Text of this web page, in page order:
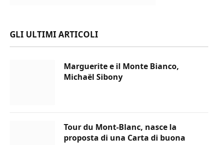
GLI ULTIMI ARTICOLI
Marguerite e il Monte Bianco,
Michaël Sibony
Tour du Mont-Blanc, nasce la
proposta di una Carta di buona